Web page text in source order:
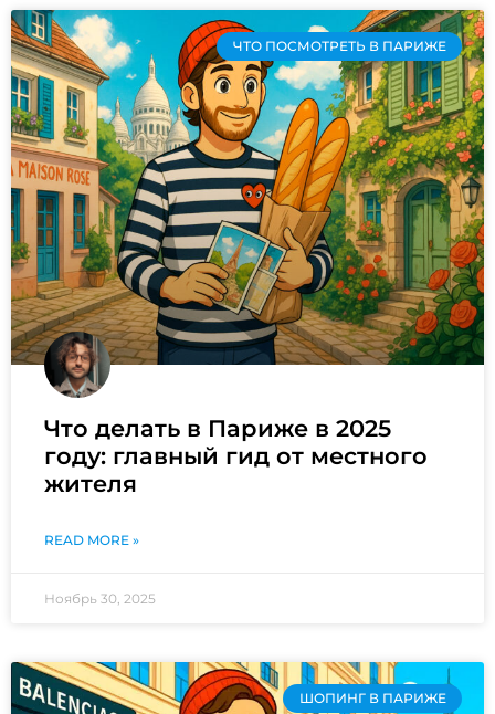
ЧТО ПОСМОТРЕТЬ В ПАРИЖЕ
Что делать в Париже в 2025
году: главный гид от местного
жителя
READ MORE »
Ноябрь 30, 2025
ШОПИНГ В ПАРИЖЕ